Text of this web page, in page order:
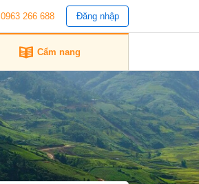
0963 266 688 Đăng nhập
Cẩm nang